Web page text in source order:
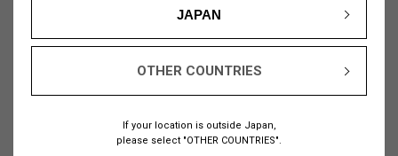
JAPAN
OTHER COUNTRIES
If your location is outside Japan,
please select "OTHER COUNTRIES".